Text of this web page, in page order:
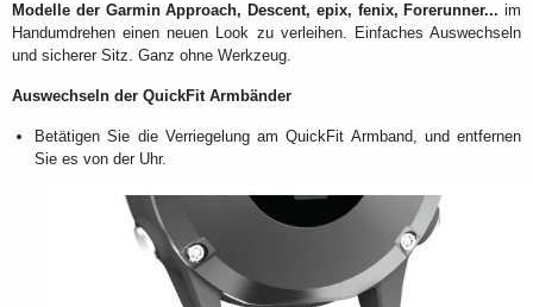
Modelle der Garmin Approach, Descent, epix, fenix, Forerunner... im
Handumdrehen einen neuen Look zu verleihen. Einfaches Auswechseln
und sicherer Sitz. Ganz ohne Werkzeug.
Auswechseln der QuickFit Armbänder
Betätigen Sie die Verriegelung am QuickFit Armband, und entfernen
Sie es von der Uhr.